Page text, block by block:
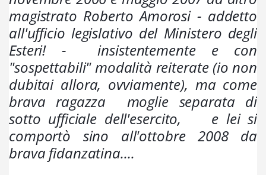
magistrato Roberto Amorosi - addetto
all'ufficio legislativo del Ministero degli
Esteri! -  insistentemente e con
"sospettabili" modalità reiterate (io non
dubitai allora, ovviamente), ma come
brava ragazza  moglie separata di
sotto ufficiale dell'esercito,    e lei si
comportò sino all'ottobre 2008 da
brava fidanzatina....